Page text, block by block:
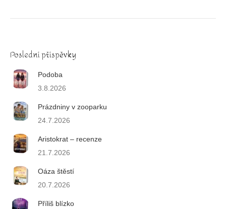
Poslední příspěvky
Podoba
3.8.2026
Prázdniny v zooparku
24.7.2026
Aristokrat – recenze
21.7.2026
Oáza štěstí
20.7.2026
Příliš blízko